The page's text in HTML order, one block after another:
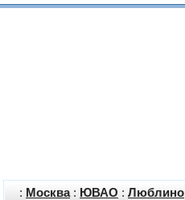
: Москва: ЮВАО : Люблино